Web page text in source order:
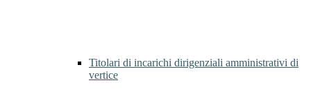
Titolari di incarichi dirigenziali amministrativi di
vertice